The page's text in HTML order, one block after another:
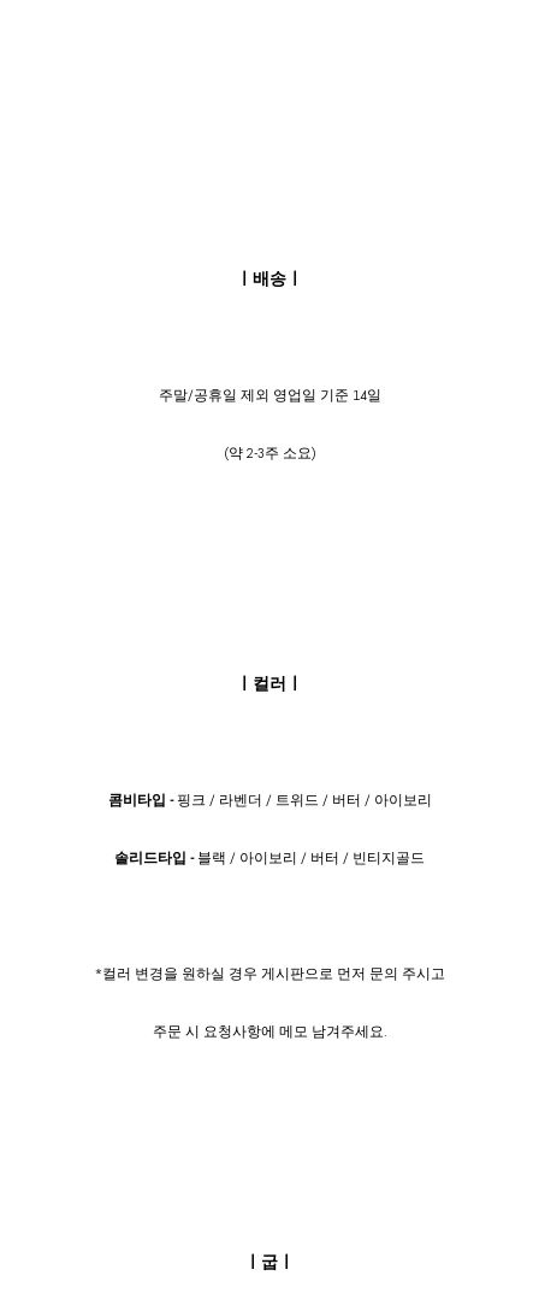
ㅣ배송ㅣ
주말/공휴일 제외 영업일 기준 14일
(약 2-3주 소요)
ㅣ컬러ㅣ
콤비타입 -핑크 / 라벤더 / 트위드 / 버터 / 아이보리
​솔리드타입 -블랙 / 아이보리 / 버터 / 빈티지골드
​*컬러 변경을 원하실 경우 게시판으로 먼저 문의 주시고
주문 시 요청사항에 메모 남겨주세요.
ㅣ굽ㅣ